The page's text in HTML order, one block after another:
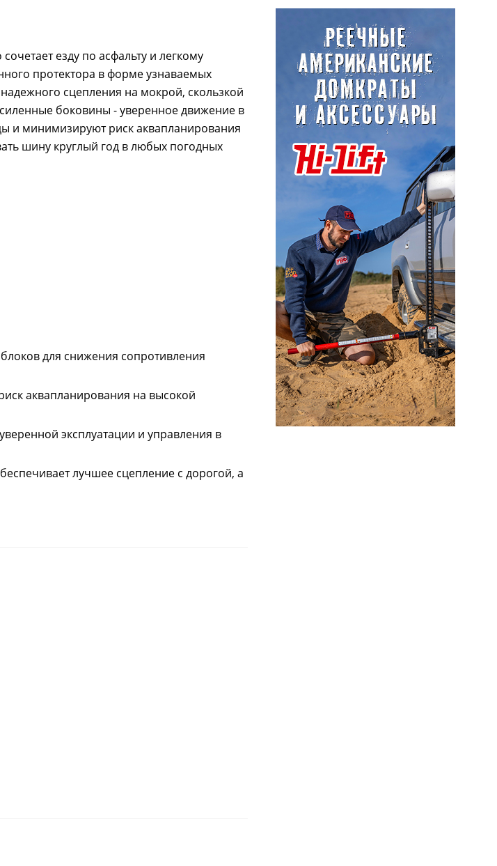
езду по асфальту и легкому
протектора в форме узнаваемых
сцепления на мокрой, скользкой
боковины - уверенное движение в
и минимизируют риск аквапланирования
шину круглый год в любых погодных
для снижения сопротивления
аквапланирования на высокой
эксплуатации и управления в
лучшее сцепление с дорогой, а